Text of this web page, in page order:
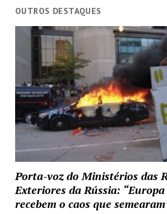
OUTROS DESTAQUES
Porta-voz do Ministérios das
Exteriores da Rússia:
recebem o caos que